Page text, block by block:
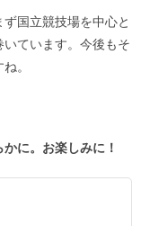
国立競技場を中心と
ています。今後もそ
。
に。お楽しみに！